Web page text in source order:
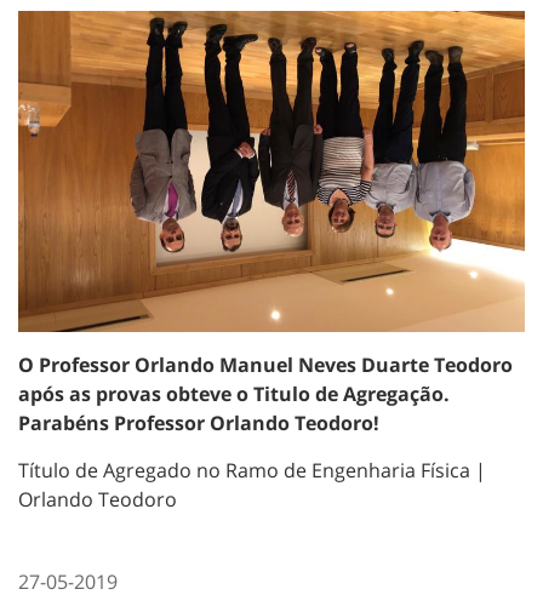
O Professor Orlando Manuel Neves Duarte Teodoro
após as provas obteve o Titulo de Agregação.
Parabéns Professor Orlando Teodoro!
Título de Agregado no Ramo de Engenharia Física |
Orlando Teodoro
27-05-2019